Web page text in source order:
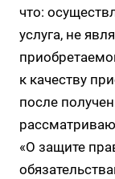
что:
услуга, не
к качеству
после
«О защите